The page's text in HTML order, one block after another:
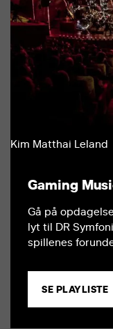
Kim Matthai Leland
Gaming
Gå på
lyt til DR
spillenes
SE PLAYLISTE